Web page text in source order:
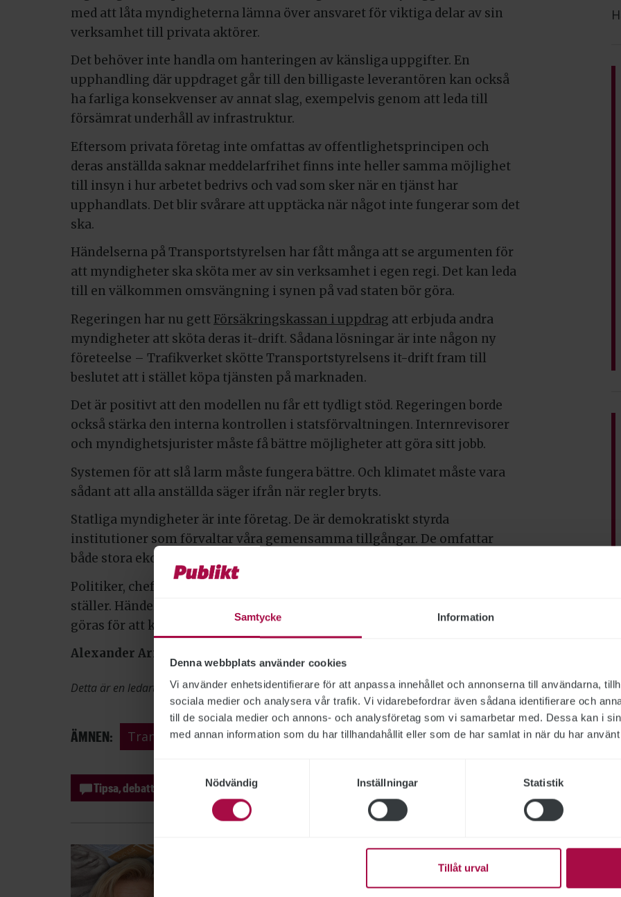
Samtycke Information
Denna webbplats använder cookies
Vi använder enhetsidentifierare för att anpassa innehållet och annonserna till användarna,
sociala medier och analysera vår trafik. Vi vidarebefordrar även sådana identifierare och
till de sociala medier och annons- och analysföretag som vi samarbetar med. Dessa kan i
med annan information som du har tillhandahållit eller som de har samlat in när du har
Nödvändig
Inställningar Statistik
Tillåt urval
med att låta myndigheterna lämna över ansvaret för viktiga delar av sin
verksamhet till privata aktörer.
Det behöver inte handla om hanteringen av känsliga uppgifter. En
upphandling där uppdraget går till den billigaste leverantören kan också
ha farliga konsekvenser av annat slag, exempelvis genom att leda till
försämrat underhåll av infrastruktur.
Eftersom privata företag inte omfattas av offentlighetsprincipen och
deras anställda saknar meddelarfrihet finns inte heller samma möjlighet
till insyn i hur arbetet bedrivs och vad som sker när en tjänst har
upphandlats. Det blir svårare att upptäcka när något inte fungerar som det
ska.
Händelserna på Transportstyrelsen har fått många att se argumenten för
att myndigheter ska sköta mer av sin verksamhet i egen regi. Det kan leda
till en välkommen omsvängning i synen på vad staten bör göra.
Regeringen har nu gett Försäkringskassan i uppdrag att erbjuda andra
myndigheter att sköta deras it-drift. Sådana lösningar är inte någon ny
företeelse – Trafikverket skötte Transportstyrelsens it-drift fram till
beslutet att i stället köpa tjänsten på marknaden.
Det är positivt att den modellen nu får ett tydligt stöd. Regeringen borde
också stärka den interna kontrollen i statsförvaltningen. Internrevisorer
och myndighetsjurister måste få bättre möjligheter att göra sitt jobb.
Systemen för att slå larm måste fungera bättre. Och klimatet måste vara
sådant att alla anställda säger ifrån när regler bryts.
Statliga myndigheter är inte företag. De är demokratiskt styrda
institutioner som förvaltar våra gemensamma tillgångar. De omfattar
både stora ekonomiska värden och känslig information.
Politiker, chefer och medarbetare måste alla vara medvetna om de krav det
ställer. Händelserna på Transportstyrelsen visar att åtskilligt behöver
göras för att komma dit.
Alexander Armiento
Detta är en ledartext. Den speglar ledarskribentens personliga uppfattning.
ÄMNEN: Transportstyrelsen IT-säkerhet
Tipsa, debattera eller påpeka fel